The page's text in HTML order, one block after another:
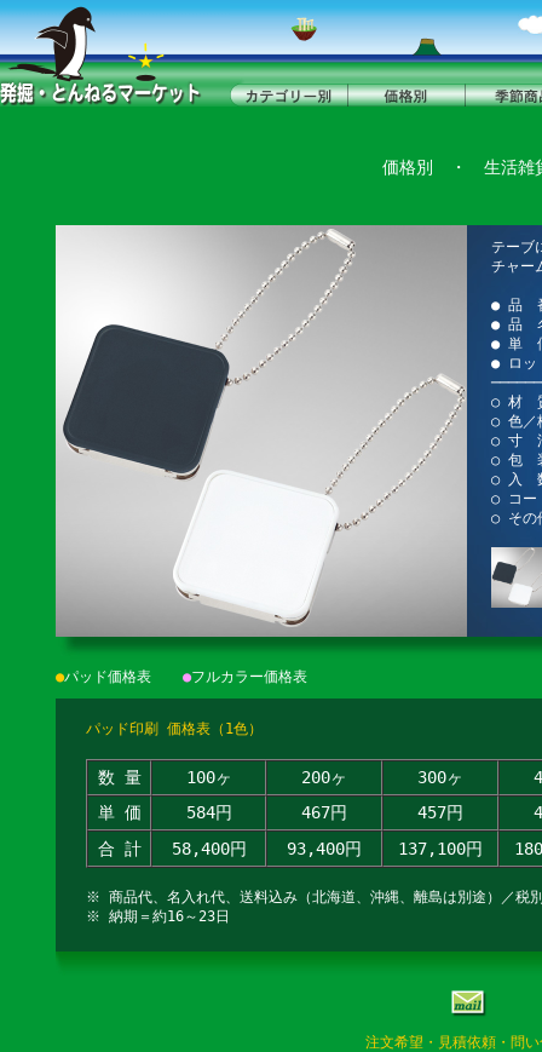
価格別 ・ 生活雑
テーブ
チャー
● 品
● 品
● 単
● ロッ
○ 材
○ 色／
○ 寸
○ 包
○ 入
○ コー
○ その
●パッド価格表 ●フルカラー価格表
パッド印刷 価格表（1色）
数 量 100ヶ 200ヶ 300ヶ
単 価
584円 467円 457円
合 計
58,400円 93,400円 137,100円
※ 商品代、名入れ代、送料込み（北海道、沖縄、離島は別途）／税
※ 納期＝約16～23日
注文希望・見積依頼・問